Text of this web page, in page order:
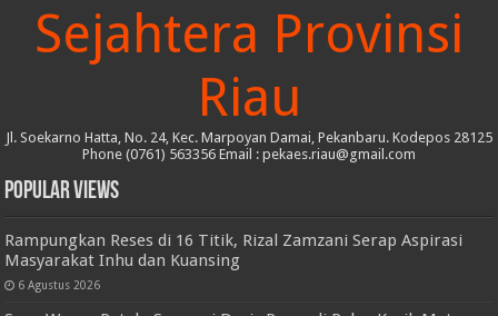
Sejahtera Provinsi
Riau
Jl. Soekarno Hatta, No. 24, Kec. Marpoyan Damai, Pekanbaru. Kodepos 28125
Phone (0761) 563356 Email : pekaes.riau@gmail.com
Popular Views
Rampungkan Reses di 16 Titik, Rizal Zamzani Serap Aspirasi
Masyarakat Inhu dan Kuansing
6 Agustus 2026